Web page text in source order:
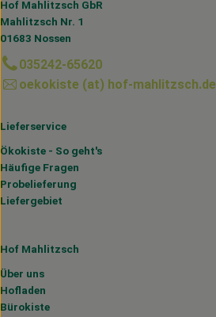
Hof Mahlitzsch GbR
Mahlitzsch Nr. 1
01683 Nossen
035242-65620
oekokiste (at) hof-mahlitzsch.de
Lieferservice
Ökokiste - So geht's
Häufige Fragen
Probelieferung
Liefergebiet
Hof Mahlitzsch
Über uns
Hofladen
Bürokiste